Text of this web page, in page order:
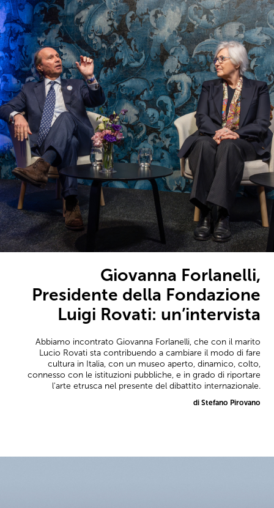
Giovanna Forlanelli,
Presidente della Fondazione
Luigi Rovati: un’intervista
Abbiamo incontrato Giovanna Forlanelli, che con il marito
Lucio Rovati sta contribuendo a cambiare il modo di fare
cultura in Italia, con un museo aperto, dinamico, colto,
connesso con le istituzioni pubbliche, e in grado di riportare
l'arte etrusca nel presente del dibattito internazionale.
di Stefano Pirovano